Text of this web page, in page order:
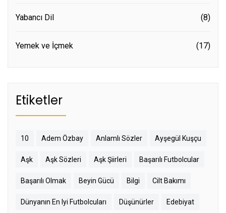
Yabancı Dil (8)
Yemek ve İçmek (17)
Etiketler
10 Adem Özbay Anlamlı Sözler Ayşegül Kuşçu
Aşk Aşk Sözleri Aşk Şiirleri Başarılı Futbolcular
Başarılı Olmak Beyin Gücü Bilgi Cilt Bakımı
Dünyanın En Iyi Futbolcuları Düşünürler Edebiyat